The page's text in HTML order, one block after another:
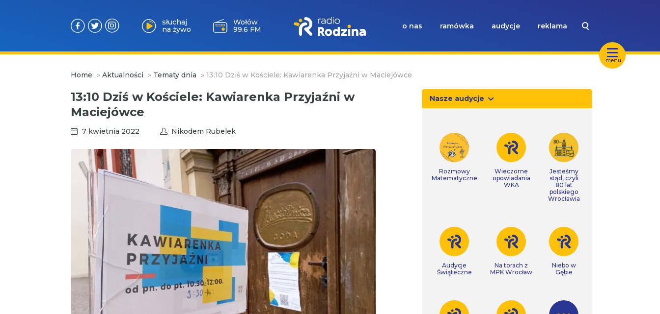
menu
słuchaj
na żywo
Wołów
99.6 FM
o nas ramówka audycje reklama
Home » Aktualności » Tematy dnia » 13:10 Dziś w Kościele: Kawiarenka Przyjaźni w Maciejówce
13:10 Dziś w Kościele: Kawiarenka Przyjaźni w
Maciejówce
7 kwietnia 2022 Nikodem Rubelek
Nasze audycje
Rozmowy
Matematyczne
Wieczorne
opowiadania
WKA
Jesteśmy
stąd, czyli
80 lat
polskiego
Wrocławia
Audycje
Świąteczne
Na torach z
MPK Wrocław
Niebo w
Gębie